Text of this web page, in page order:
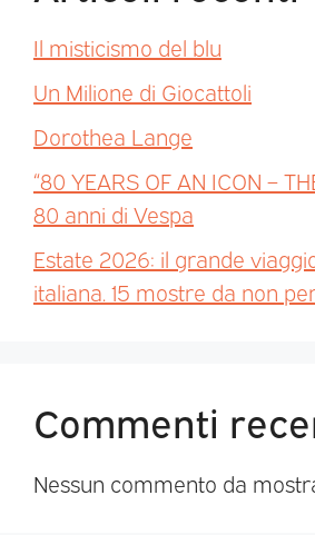
Il misticismo del blu
Un Milione di Giocattoli
Dorothea Lange
“80 YEARS OF AN ICON –
80 anni di Vespa
Estate 2026: il grande
italiana. 15 mostre da non
Commenti
Nessun commento da